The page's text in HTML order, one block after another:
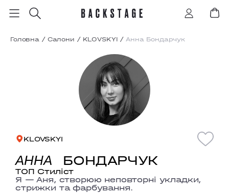
Головна / Салони / KLOVSKYI / Анна Бондарчук
KLOVSKYI
АННА БОНДАРЧУК
ТОП Стиліст
Я — Аня, створюю неповторні укладки,
стрижки та фарбування.